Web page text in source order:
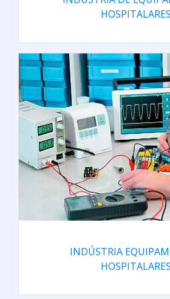
HOSPITALARES
INDÚSTRIA
HOSPITALARES